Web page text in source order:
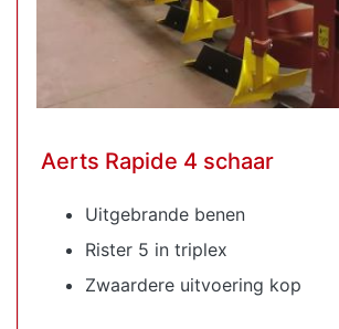
Aerts Rapide 4 schaar
Uitgebrande benen
Rister 5 in triplex
Zwaardere uitvoering kop